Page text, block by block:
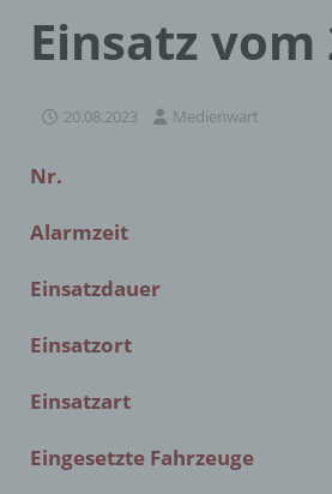
Einsatz vom
20.08.2023 Medienwart
Nr.
Alarmzeit
Einsatzdauer
Einsatzort
Einsatzart
Eingesetzte Fahrzeuge